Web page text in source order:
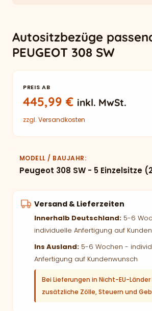
Autositzbezüge
PEUGEOT 308 SW
PREIS AB
445,99€ inkl. MwSt.
zzgl. Versandkosten
MODELL / BAUJAHR
Peugeot 308 SW - 5 Einzelsitze
Versand & Lieferzeiten
Innerhalb Deutschland: 5-6
individuelle Anfertigung auf
Ins Ausland: 5-6 Wochen -
Anfertigung auf Kundenwunsch
Bei Lieferungen in Nicht-EU-
zusätzliche Zölle, Steuern und